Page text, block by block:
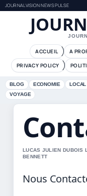
JOURNALVISION NEWS PULSE
ACCUEIL A
PRIVACY POLICY
BLOG ECONOMIE LOCAL
VOYAGE
LUCAS JULIEN DUBOIS
BENNETT
Nous